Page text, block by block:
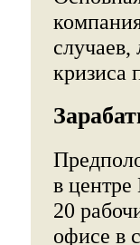
случаев,
кризиса
в
20
офисе в